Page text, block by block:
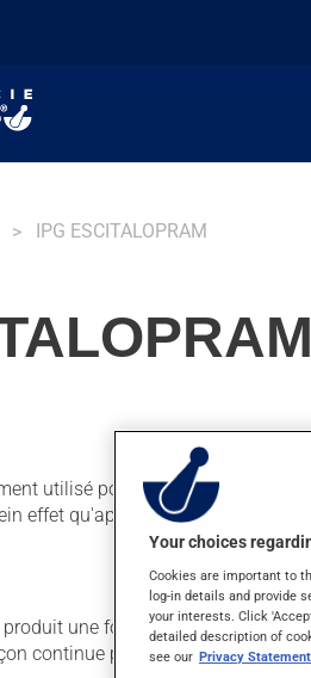
IPG ESCITALOPRAM
utilisé pour la dépression. On
effet qu'après quelques semaines.
produit une fois par jour. Il est
continue pour maintenir ses
Your choices
Cookies are important to
log-in details and provide
your interests. Click
detailed description of
see our Privacy Statement